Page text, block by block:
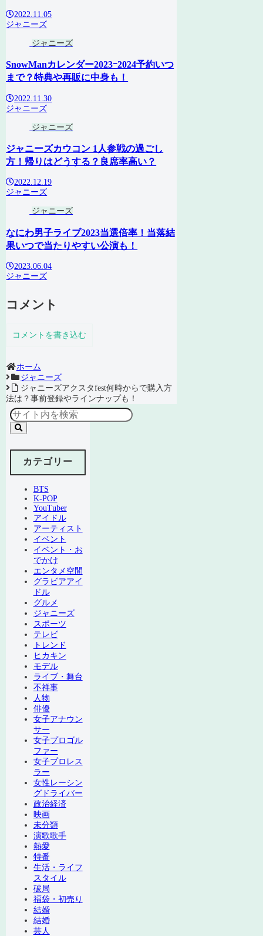
2022.11.05
ジャニーズ
ジャニーズ
SnowManカレンダー2023ｰ2024予約いつ
まで？特典や再販に中身も！
2022.11.30
ジャニーズ
ジャニーズ
ジャニーズカウコン 1人参戦の過ごし
方！帰りはどうする？良席率高い？
2022.12.19
ジャニーズ
ジャニーズ
なにわ男子ライブ2023当選倍率！当落結
果いつで当たりやすい公演も！
2023.06.04
ジャニーズ
コメント
コメントを書き込む
ホーム
ジャニーズ
ジャニーズアクスタfest何時からで購入方
法は？事前登録やラインナップも！
カテゴリー
BTS
K-POP
YouTuber
アイドル
アーティスト
イベント
イベント・お
でかけ
エンタメ空間
グラビアアイ
ドル
グルメ
ジャニーズ
スポーツ
テレビ
トレンド
ヒカキン
モデル
ライブ・舞台
不祥事
人物
俳優
女子アナウン
サー
女子プロゴル
ファー
女子プロレス
ラー
女性レーシン
グドライバー
政治経済
映画
未分類
演歌歌手
熱愛
特番
生活・ライフ
スタイル
破局
福袋・初売り
結婚
結婚
芸人